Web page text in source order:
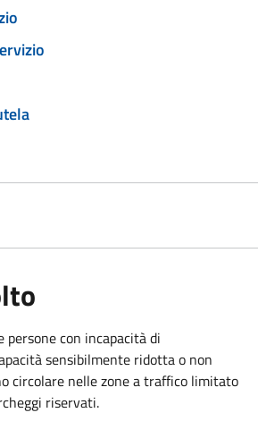
con incapacità di
sensibilmente ridotta o non
circolare nelle zone a traffico limitato
riservati.